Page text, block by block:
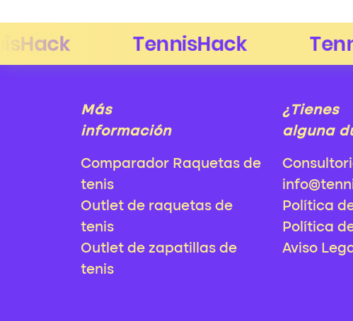
Más
información
Comparador Raquetas de
tenis
Outlet de raquetas de
tenis
Outlet de zapatillas de
tenis
¿Tienes
alguna
Política
Política
Aviso